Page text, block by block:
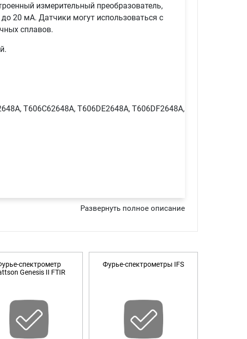
измерительный преобразователь,
20 мА. Датчики могут использоваться с
сплавов.
T606C62648A, T606DE2648A, T606DF2648A,
Развернуть полное описание
спектрометр
Genesis II FTIR
Фурье-спектрометры IFS